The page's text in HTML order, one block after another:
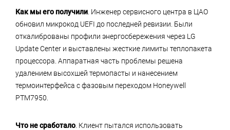
Как мы его получили . Инженер сервисного центра в ЦАО
обновил микрокод UEFI до последней ревизии. Были
откалиброваны профили энергосбережения через LG
Update Center и выставлены жесткие лимиты теплопакета
процессора. Аппаратная часть проблемы решена
удалением высохшей термопасты и нанесением
термоинтерфейса с фазовым переходом Honeywell
PTM7950.
Что не сработало . Клиент пытался использовать